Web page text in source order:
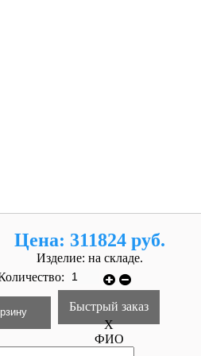
Цена: 311824 руб.
Изделие: на складе.
Быстрый заказ
X
ФИО